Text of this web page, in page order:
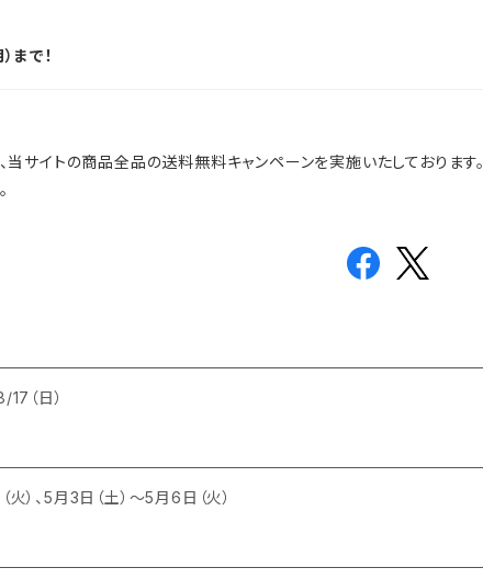
まで！
、当サイトの商品全品の送料無料キャンペーンを実施いたしております。
（日）
）、5月3日（土）～5月6日（火）